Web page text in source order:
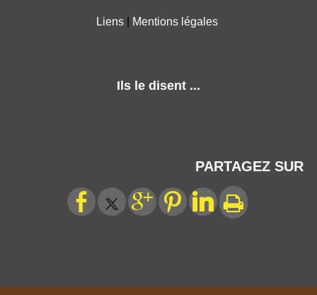
Liens Mentions légales
Ils le disent ...
PARTAGEZ SUR